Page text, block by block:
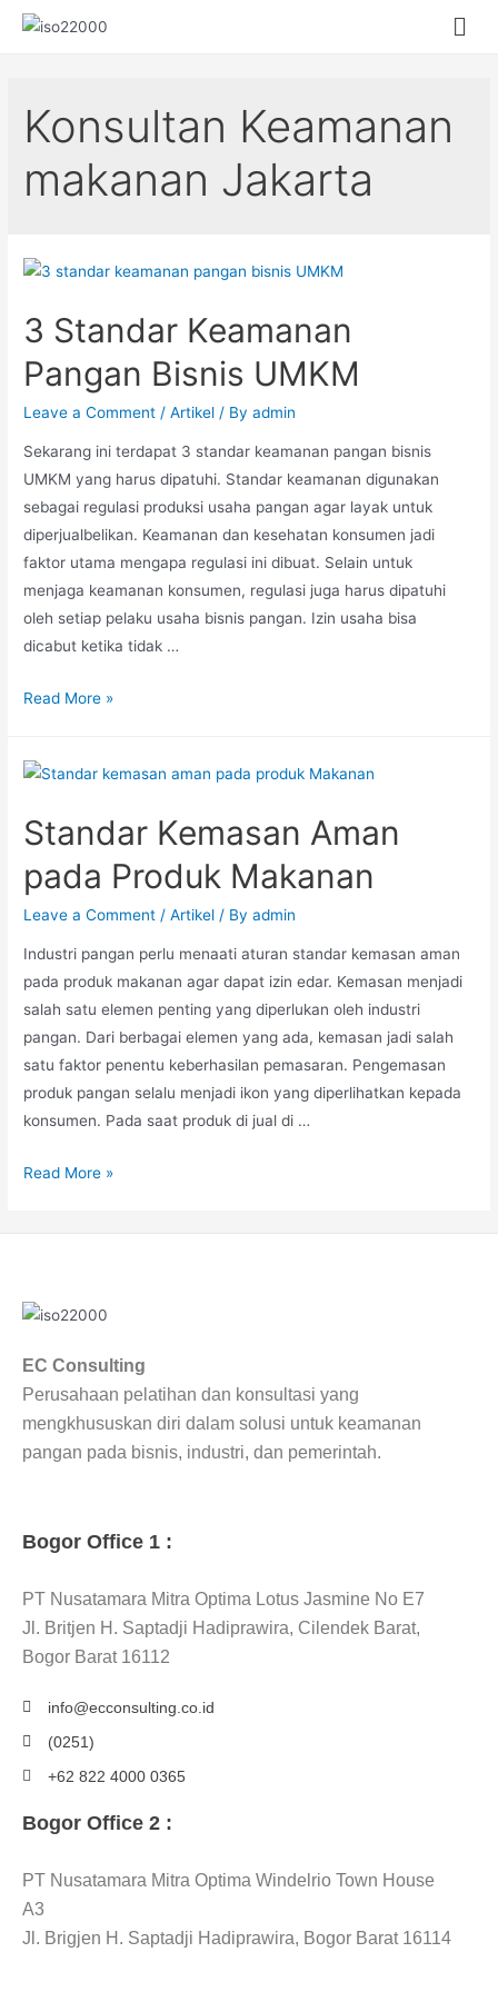
Konsultan Keamanan
makanan Jakarta
3 Standar Keamanan
Pangan Bisnis UMKM
Leave a Comment /Artikel / Byadmin
Sekarang ini terdapat 3 standar keamanan pangan bisnis
UMKM yang harus dipatuhi. Standar keamanan digunakan
sebagai regulasi produksi usaha pangan agar layak untuk
diperjualbelikan. Keamanan dan kesehatan konsumen jadi
faktor utama mengapa regulasi ini dibuat. Selain untuk
menjaga keamanan konsumen, regulasi juga harus dipatuhi
oleh setiap pelaku usaha bisnis pangan. Izin usaha bisa
dicabut ketika tidak …
Read More »
Standar Kemasan Aman
pada Produk Makanan
Leave a Comment /Artikel / Byadmin
Industri pangan perlu menaati aturan standar kemasan aman
pada produk makanan agar dapat izin edar. Kemasan menjadi
salah satu elemen penting yang diperlukan oleh industri
pangan. Dari berbagai elemen yang ada, kemasan jadi salah
satu faktor penentu keberhasilan pemasaran. Pengemasan
produk pangan selalu menjadi ikon yang diperlihatkan kepada
konsumen. Pada saat produk di jual di …
Read More »
EC Consulting
Perusahaan pelatihan dan konsultasi yang
mengkhususkan diri dalam solusi untuk keamanan
pangan pada bisnis, industri, dan pemerintah.
Bogor Office 1 :
PT Nusatamara Mitra Optima Lotus Jasmine No E7
Jl. Britjen H. Saptadji Hadiprawira, Cilendek Barat,
Bogor Barat 16112
info@ecconsulting.co.id
(0251)
+62 822 4000 0365
Bogor Office 2 :
PT Nusatamara Mitra Optima Windelrio Town House
A3
Jl. Brigjen H. Saptadji Hadiprawira, Bogor Barat 16114